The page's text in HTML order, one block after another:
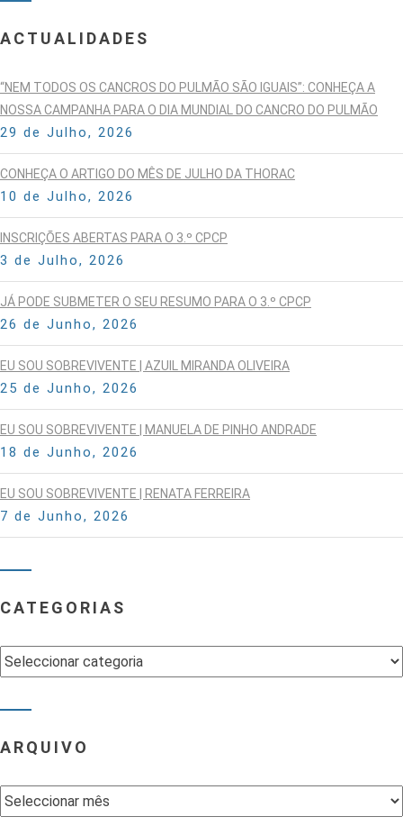
ACTUALIDADES
“NEM TODOS OS CANCROS DO PULMÃO SÃO IGUAIS”: CONHEÇA A
NOSSA CAMPANHA PARA O DIA MUNDIAL DO CANCRO DO PULMÃO
29 de Julho, 2026
CONHEÇA O ARTIGO DO MÊS DE JULHO DA THORAC
10 de Julho, 2026
INSCRIÇÕES ABERTAS PARA O 3.º CPCP
3 de Julho, 2026
JÁ PODE SUBMETER O SEU RESUMO PARA O 3.º CPCP
26 de Junho, 2026
EU SOU SOBREVIVENTE | AZUIL MIRANDA OLIVEIRA
25 de Junho, 2026
EU SOU SOBREVIVENTE | MANUELA DE PINHO ANDRADE
18 de Junho, 2026
EU SOU SOBREVIVENTE | RENATA FERREIRA
7 de Junho, 2026
CATEGORIAS
Categorias
ARQUIVO
Arquivo